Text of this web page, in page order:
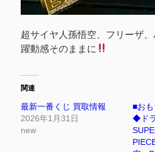
超サイヤ人孫悟空、フリーザ
躍動感そのままに
関連
最新一番くじ 買取情報
2026年1月31日
new
■おも
◆ド